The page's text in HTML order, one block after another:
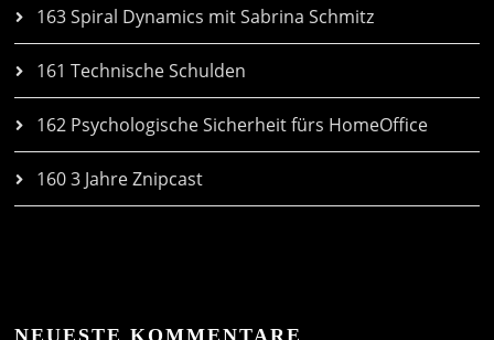
163 Spiral Dynamics mit Sabrina Schmitz
161 Technische Schulden
162 Psychologische Sicherheit fürs HomeOffice
160 3 Jahre Znipcast